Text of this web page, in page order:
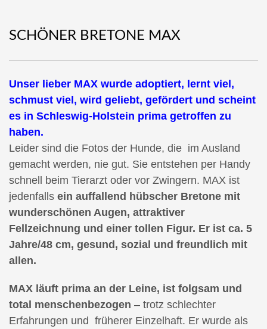
SCHÖNER BRETONE MAX
Unser lieber MAX wurde adoptiert, lernt viel,
schmust viel, wird geliebt, gefördert und scheint
es in Schleswig-Holstein prima getroffen zu
haben.
Leider sind die Fotos der Hunde, die im Ausland
gemacht werden, nie gut. Sie entstehen per Handy
schnell beim Tierarzt oder vor Zwingern. MAX ist
jedenfalls ein auffallend hübscher Bretone mit
wunderschönen Augen, attraktiver
Fellzeichnung und einer tollen Figur. Er ist ca. 5
Jahre/48 cm, gesund, sozial und freundlich mit
allen.
MAX läuft prima an der Leine, ist folgsam und
total menschenbezogen – trotz schlechter
Erfahrungen und früherer Einzelhaft. Er wurde als